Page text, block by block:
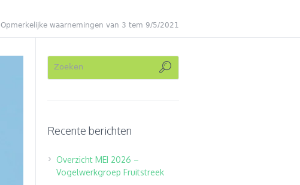
Opmerkelijke waarnemingen van 3 tem 9/5/2021
Recente berichten
Overzicht MEI 2026 –
Vogelwerkgroep Fruitstreek